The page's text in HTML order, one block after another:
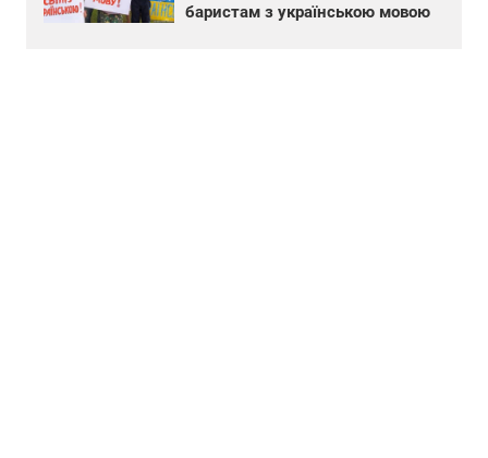
баристам з українською мовою